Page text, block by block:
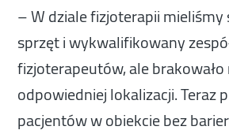
– W dziale fizjoterapii
sprzęt i wykwalifikowany
fizjoterapeutów, ale
odpowiedniej lokalizacji. Teraz
pacjentów w obiekcie bez barier